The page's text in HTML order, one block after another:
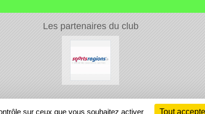
Les partenaires du club
sur ceux que vous souhaitez activer Tout